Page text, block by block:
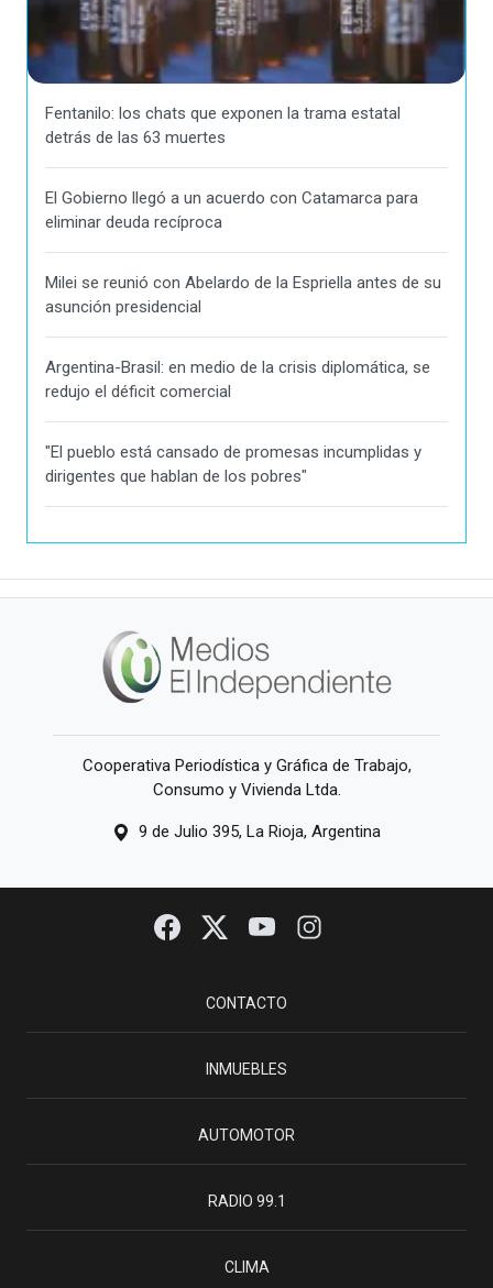
Fentanilo: los chats que exponen la trama estatal
detrás de las 63 muertes
El Gobierno llegó a un acuerdo con Catamarca para
eliminar deuda recíproca
Milei se reunió con Abelardo de la Espriella antes de su
asunción presidencial
Argentina-Brasil: en medio de la crisis diplomática, se
redujo el déficit comercial
"El pueblo está cansado de promesas incumplidas y
dirigentes que hablan de los pobres"
Cooperativa Periodística y Gráfica de Trabajo,
Consumo y Vivienda Ltda.
9 de Julio 395, La Rioja, Argentina
CONTACTO
INMUEBLES
AUTOMOTOR
RADIO 99.1
CLIMA